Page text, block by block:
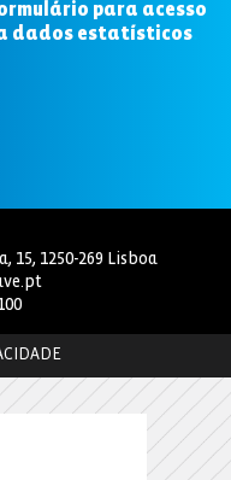
para acesso
dados estatísticos
15, 1250-269 Lisboa